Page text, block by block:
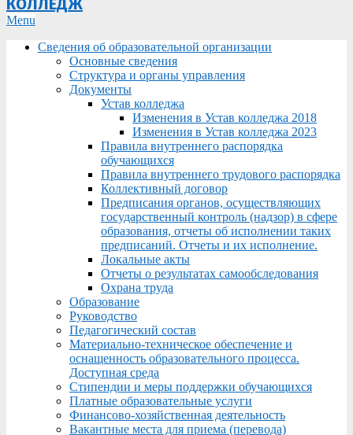
КОЛЛЕДЖ
Primary
Menu
Menu
Сведения об образовательной организации
Основные сведения
Структура и органы управления
Документы
Устав колледжа
Изменения в Устав колледжа 2018
Изменения в Устав колледжа 2023
Правила внутреннего распорядка
обучающихся
Правила внутреннего трудового распорядка
Коллективный договор
Предписания органов, осуществляющих
государственный контроль (надзор) в сфере
образования, отчеты об исполнении таких
предписаний. Отчеты и их исполнение.
Локальные акты
Отчеты о результатах самообследования
Охрана труда
Образование
Руководство
Педагогический состав
Материально-техническое обеспечение и
оснащенность образовательного процесса.
Доступная среда
Стипендии и меры поддержки обучающихся
Платные образовательные услуги
Финансово-хозяйственная деятельность
Вакантные места для приема (перевода)